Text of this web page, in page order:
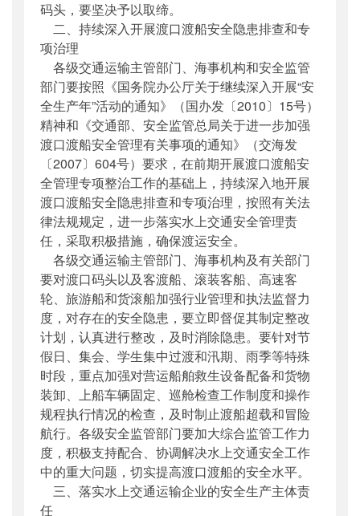
码头，要坚决予以取缔。
二、持续深入开展渡口渡船安全隐患排查和专
项治理
各级交通运输主管部门、海事机构和安全监管
部门要按照《国务院办公厅关于继续深入开展“安
全生产年”活动的通知》（国办发〔2010〕15号）
精神和《交通部、安全监管总局关于进一步加强
渡口渡船安全管理有关事项的通知》（交海发
〔2007〕604号）要求，在前期开展渡口渡船安
全管理专项整治工作的基础上，持续深入地开展
渡口渡船安全隐患排查和专项治理，按照有关法
律法规规定，进一步落实水上交通安全管理责
任，采取积极措施，确保渡运安全。
各级交通运输主管部门、海事机构及有关部门
要对渡口码头以及客渡船、滚装客船、高速客
轮、旅游船和货滚船加强行业管理和执法监督力
度，对存在的安全隐患，要立即督促其制定整改
计划，认真进行整改，及时消除隐患。要针对节
假日、集会、学生集中过渡和汛期、雨季等特殊
时段，重点加强对营运船舶救生设备配备和货物
装卸、上船车辆固定、巡舱检查工作制度和操作
规程执行情况的检查，及时制止渡船超载和冒险
航行。各级安全监管部门要加大综合监管工作力
度，积极支持配合、协调解决水上交通安全工作
中的重大问题，切实提高渡口渡船的安全水平。
三、落实水上交通运输企业的安全生产主体责
任